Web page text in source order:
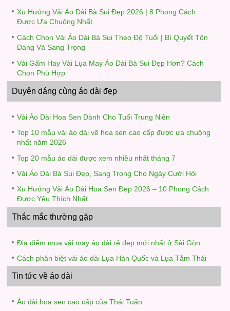
Xu Hướng Vải Áo Dài Bà Sui Đẹp 2026 | 8 Phong Cách
Được Ưa Chuộng Nhất
Cách Chọn Vải Áo Dài Bà Sui Theo Độ Tuổi | Bí Quyết Tôn
Dáng Và Sang Trọng
Vải Gấm Hay Vải Lụa May Áo Dài Bà Sui Đẹp Hơn? Cách
Chọn Phù Hợp
Duyên dáng cùng áo dài đẹp
Vải Áo Dài Hoa Sen Dành Cho Tuổi Trung Niên
Top 10 mẫu vải áo dài vẽ hoa sen cao cấp được ưa chuộng
nhất năm 2026
Top 20 mẫu áo dài được xem nhiều nhất tháng 7
Vải Áo Dài Bà Sui Đẹp, Sang Trọng Cho Ngày Cưới Hỏi
Xu Hướng Vải Áo Dài Hoa Sen Đẹp 2026 – 10 Phong Cách
Được Yêu Thích Nhất
Thắc mắc thường gặp
Địa điểm mua vải may áo dài rẻ đẹp mới nhất ở Sài Gòn
Cách phân biệt vải áo dài Lụa Hàn Quốc và Lụa Tằm Thái
Tin tức về áo dài
Áo dài hoa sen cao cấp của Thái Tuấn